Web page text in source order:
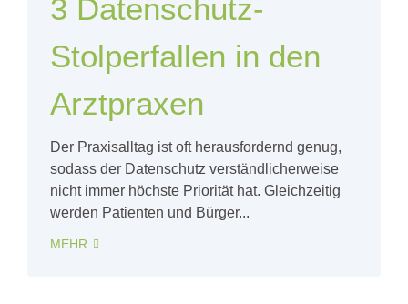
3 Datenschutz-
Stolperfallen in den
Arztpraxen
Der Praxisalltag ist oft herausfordernd genug,
sodass der Datenschutz verständlicherweise
nicht immer höchste Priorität hat. Gleichzeitig
werden Patienten und Bürger...
MEHR